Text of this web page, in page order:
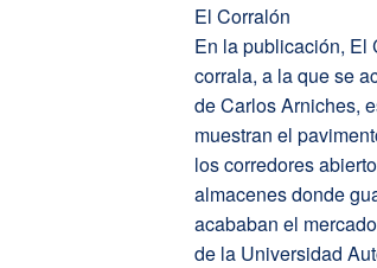
El Corralón
En la publicación, El
corrala, a la que se
de Carlos Arniches,
muestran el
los corredores
almacenes donde
acababan el
de la Universidad